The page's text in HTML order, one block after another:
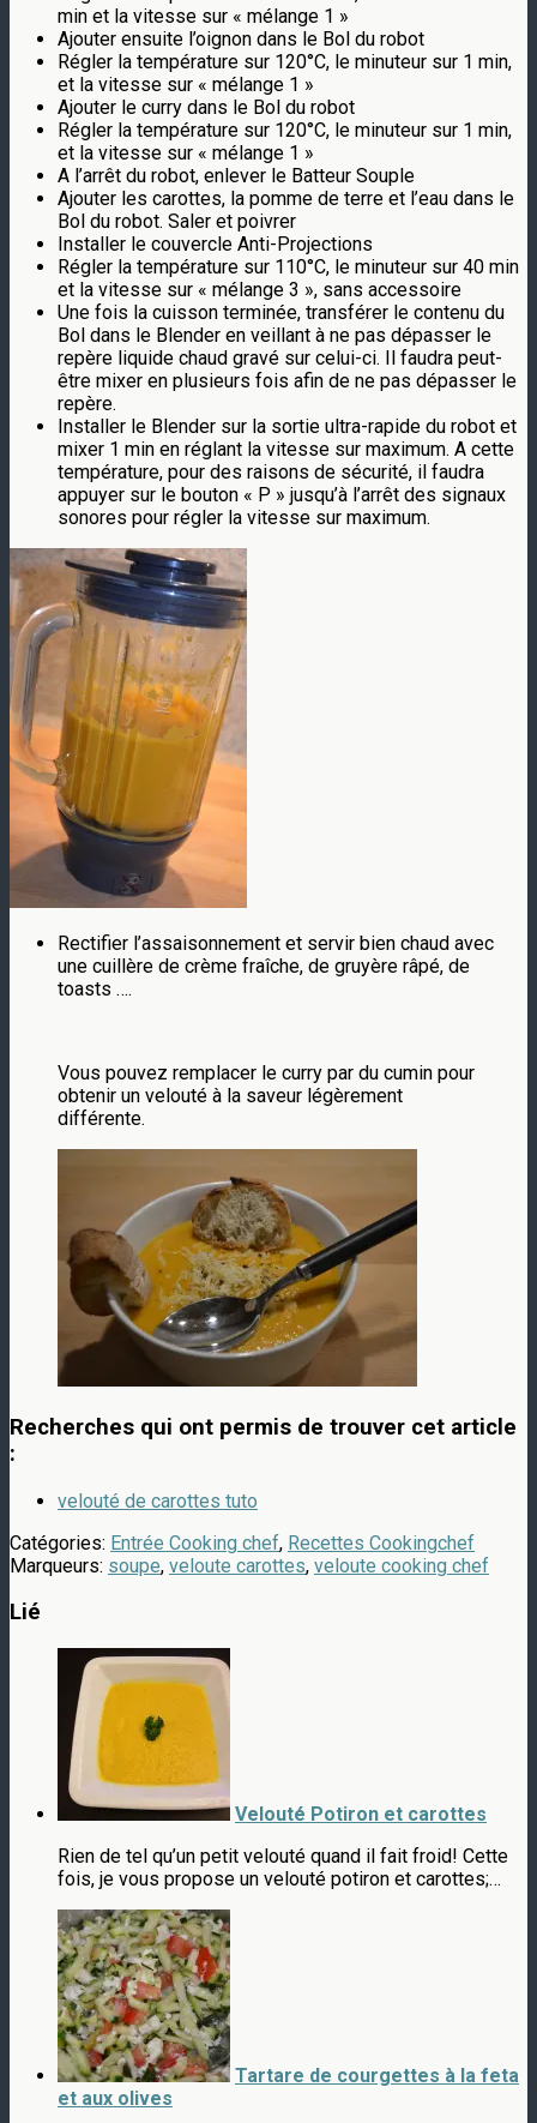
min et la vitesse sur « mélange 1 »
Ajouter ensuite l’oignon dans le Bol du robot
Régler la température sur 120°C, le minuteur sur 1 min,
et la vitesse sur « mélange 1 »
Ajouter le curry dans le Bol du robot
Régler la température sur 120°C, le minuteur sur 1 min,
et la vitesse sur « mélange 1 »
A l’arrêt du robot, enlever le Batteur Souple
Ajouter les carottes, la pomme de terre et l’eau dans le
Bol du robot. Saler et poivrer
Installer le couvercle Anti-Projections
Régler la température sur 110°C, le minuteur sur 40 min
et la vitesse sur « mélange 3 », sans accessoire
Une fois la cuisson terminée, transférer le contenu du
Bol dans le Blender en veillant à ne pas dépasser le
repère liquide chaud gravé sur celui-ci. Il faudra peut-
être mixer en plusieurs fois afin de ne pas dépasser le
repère.
Installer le Blender sur la sortie ultra-rapide du robot et
mixer 1 min en réglant la vitesse sur maximum. A cette
température, pour des raisons de sécurité, il faudra
appuyer sur le bouton « P » jusqu’à l’arrêt des signaux
sonores pour régler la vitesse sur maximum.
Rectifier l’assaisonnement et servir bien chaud avec
une cuillère de crème fraîche, de gruyère râpé, de
toasts ….
Vous pouvez remplacer le curry par du cumin pour
obtenir un velouté à la saveur légèrement
différente.
Recherches qui ont permis de trouver cet article
:
velouté de carottes tuto
Catégories: Entrée Cooking chef, Recettes Cookingchef
Marqueurs: soupe, veloute carottes, veloute cooking chef
Lié
Velouté Potiron et carottes
Rien de tel qu’un petit velouté quand il fait froid! Cette
fois, je vous propose un velouté potiron et carottes;…
Tartare de courgettes à la feta
et aux olives